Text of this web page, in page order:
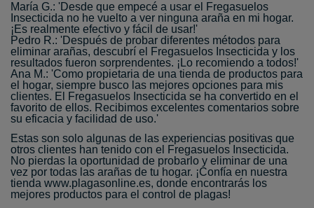
María G.: 'Desde que empecé a usar el Fregasuelos
Insecticida no he vuelto a ver ninguna araña en mi hogar.
¡Es realmente efectivo y fácil de usar!'
Pedro R.: 'Después de probar diferentes métodos para
eliminar arañas, descubrí el Fregasuelos Insecticida y los
resultados fueron sorprendentes. ¡Lo recomiendo a todos!'
Ana M.: 'Como propietaria de una tienda de productos para
el hogar, siempre busco las mejores opciones para mis
clientes. El Fregasuelos Insecticida se ha convertido en el
favorito de ellos. Recibimos excelentes comentarios sobre
su eficacia y facilidad de uso.'
Estas son solo algunas de las experiencias positivas que
otros clientes han tenido con el Fregasuelos Insecticida.
No pierdas la oportunidad de probarlo y eliminar de una
vez por todas las arañas de tu hogar. ¡Confía en nuestra
tienda www.plagasonline.es, donde encontrarás los
mejores productos para el control de plagas!